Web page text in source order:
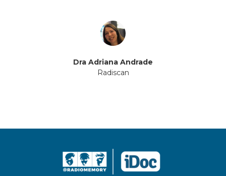
Dra Adriana Andrade
Radiscan